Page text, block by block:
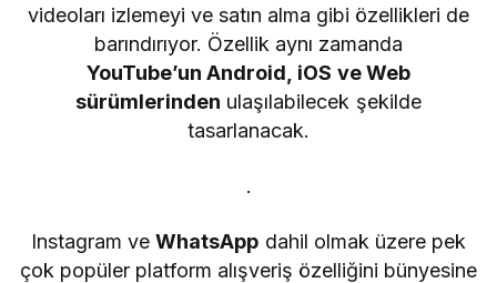
videoları izlemeyi ve satın alma gibi özellikleri de
barındırıyor. Özellik aynı zamanda
YouTube’un Android, iOS ve Web
sürümlerinden ulaşılabilecek şekilde
tasarlanacak.
.
Instagram veWhatsApp dahil olmak üzere pek
çok popüler platform alışveriş özelliğini bünyesine